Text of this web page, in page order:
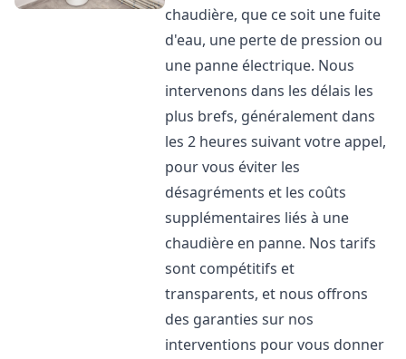
chaudière, que ce soit une fuite
d'eau, une perte de pression ou
une panne électrique. Nous
intervenons dans les délais les
plus brefs, généralement dans
les 2 heures suivant votre appel,
pour vous éviter les
désagréments et les coûts
supplémentaires liés à une
chaudière en panne. Nos tarifs
sont compétitifs et
transparents, et nous offrons
des garanties sur nos
interventions pour vous donner